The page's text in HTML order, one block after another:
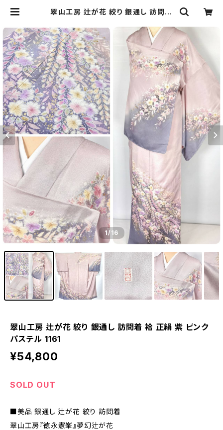
翠山工房 辻が花 絞り 銀通し 訪問着
mono Re:和 [online store] キモ
ノリワ 着物 帯
1/16
翠山工房 辻が花 絞り 銀通し 訪問着 袷 正絹 紫 ピンク
パステル 1161
¥54,800
SOLD OUT
■美品 銀通し 辻が花 絞り 訪問着
翠山工房『徳永憲峯』夢幻辻が花